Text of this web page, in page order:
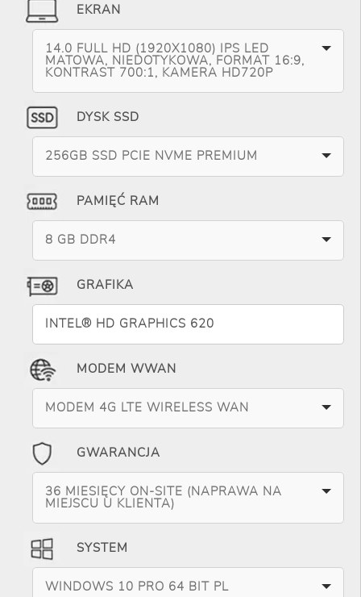
EKRAN
14.0 FULL HD (1920X1080) IPS LED
MATOWA, NIEDOTYKOWA, FORMAT 16:9,
KONTRAST 700:1, KAMERA HD720P
DYSK SSD
256GB SSD PCIE NVME PREMIUM
PAMIĘĆ RAM
8 GB DDR4
GRAFIKA
INTEL® HD GRAPHICS 620
MODEM WWAN
MODEM 4G LTE WIRELESS WAN
GWARANCJA
36 MIESIĘCY ON-SITE (NAPRAWA NA
MIEJSCU U KLIENTA)
SYSTEM
WINDOWS 10 PRO 64 BIT PL